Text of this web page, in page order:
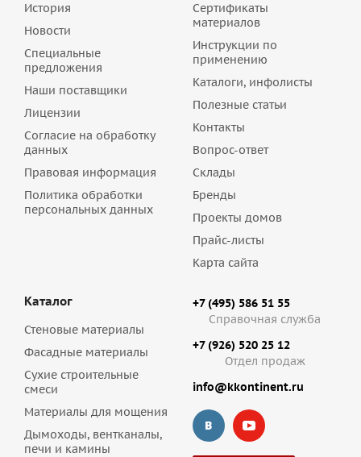
История
Новости
Специальные
предложения
Наши поставщики
Лицензии
Согласие на обработку
данных
Правовая информация
Политика обработки
персональных данных
Сертификаты
материалов
Инструкции по
применению
Каталоги, инфолисты
Полезные статьи
Контакты
Вопрос-ответ
Склады
Бренды
Проекты домов
Прайс-листы
Карта сайта
Каталог
Стеновые материалы
Фасадные материалы
Сухие строительные
смеси
Материалы для мощения
Дымоходы, вентканалы,
печи и камины
+7 (495) 586 51 55
Справочная служба
+7 (926) 520 25 12
Отдел продаж
info@kkontinent.ru